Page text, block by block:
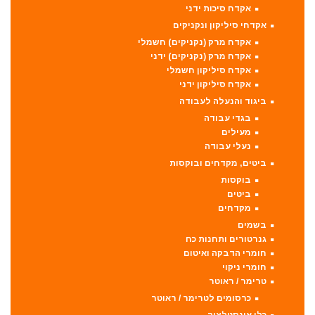
אקדח סיכות ידני
אקדחי סיליקון ונקניקים
אקדח מרק (נקניקים) חשמלי
אקדח מרק (נקניקים) ידני
אקדח סיליקון חשמלי
אקדח סיליקון ידני
ביגוד והנעלה לעבודה
בגדי עבודה
מעילים
נעלי עבודה
ביטים, מקדחים ובוקסות
בוקסות
ביטים
מקדחים
בשמים
גנרטורים ותחנות כח
חומרי הדבקה ואיטום
חומרי ניקוי
טרימר / ראוטר
כרסומים לטרימר / ראוטר